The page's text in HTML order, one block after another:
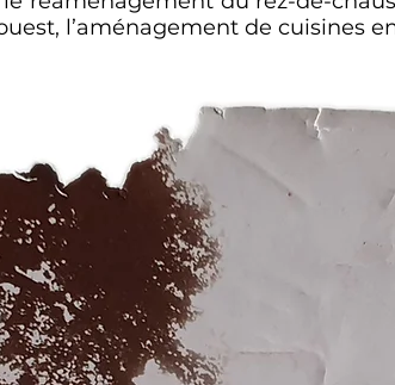
l’aménagement de cuisines